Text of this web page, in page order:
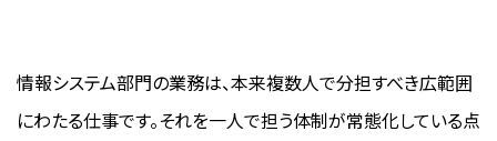
情報システム部門の業務は、本来複数人で分担すべき広範囲
にわたる仕事です。それを一人で担う体制が常態化している点